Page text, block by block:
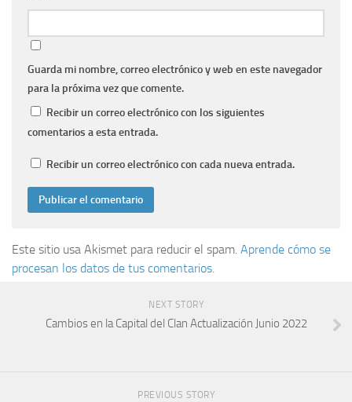
Guarda mi nombre, correo electrónico y web en este navegador
para la próxima vez que comente.
Recibir un correo electrónico con los siguientes
comentarios a esta entrada.
Recibir un correo electrónico con cada nueva entrada.
Este sitio usa Akismet para reducir el spam. Aprende cómo se
procesan los datos de tus comentarios
NEXT STORY
Cambios en la Capital del Clan Actualización Junio 2022
PREVIOUS STORY